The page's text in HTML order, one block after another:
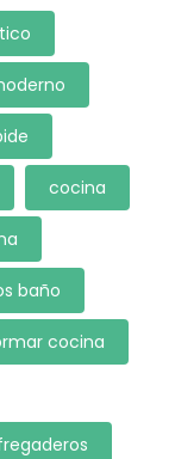
cocina
baño
cocina